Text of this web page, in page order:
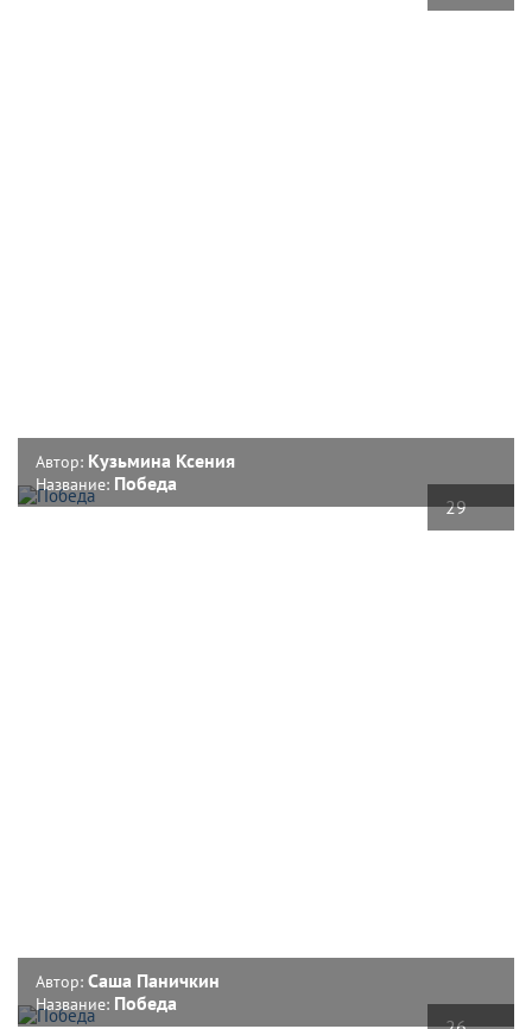
29
Автор: Кузьмина Ксения
Название: Победа
Автор: Саша Паничкин
Название: Победа